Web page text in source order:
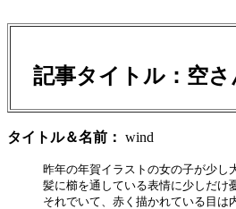
記事タイトル： 空
タイトル＆名前： wind
昨年の年賀イラストの女の子が少し
髪に櫛を通している表情に少しだけ
それでいて、赤く描かれている目は